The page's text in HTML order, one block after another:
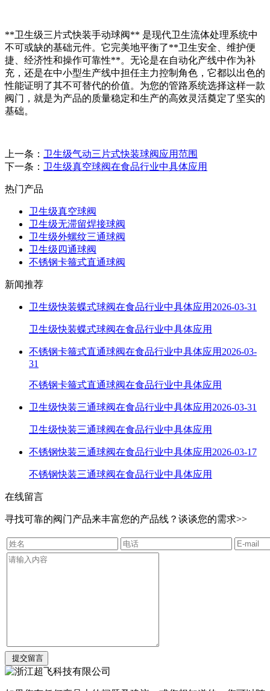
**卫生级三片式快装手动球阀** 是现代卫生流体处理系统中
不可或缺的基础元件。它完美地平衡了**卫生安全、维护便
捷、经济性和操作可靠性**。无论是在自动化产线中作为补
充，还是在中小型生产线中担任主力控制角色，它都以出色的
性能证明了其不可替代的价值。为您的管路系统选择这样一款
阀门，就是为产品的质量稳定和生产的高效灵活奠定了坚实的
基础。
上一条： 卫生级气动三片式快装球阀应用范围
下一条： 卫生级真空球阀在食品行业中具体应用
热门产品
卫生级真空球阀
卫生级无滞留焊接球阀
卫生级外螺纹三通球阀
卫生级四通球阀
不锈钢卡箍式直通球阀
新闻推荐
卫生级快装蝶式球阀在食品行业中具体应用 2026-03-31
卫生级快装蝶式球阀在食品行业中具体应用
不锈钢卡箍式直通球阀在食品行业中具体应用 2026-03-
31
不锈钢卡箍式直通球阀在食品行业中具体应用
卫生级快装三通球阀在食品行业中具体应用 2026-03-31
卫生级快装三通球阀在食品行业中具体应用
不锈钢快装三通球阀在食品行业中具体应用 2026-03-17
不锈钢快装三通球阀在食品行业中具体应用
在线留言
寻找可靠的阀门产品来丰富您的产品线？谈谈您的需求>>